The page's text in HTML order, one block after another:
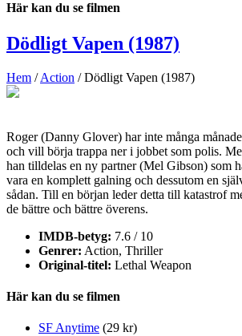
Här kan du se filmen
Dödligt Vapen (1987)
Hem /Action / Dödligt Vapen (1987)
Roger (Danny Glover) har inte många
och vill börja trappa ner i jobbet som polis.
han tilldelas en ny partner (Mel Gibson) som
vara en komplett galning och dessutom en
sådan. Till en början leder detta till katastrof
de bättre och bättre överens.
IMDB-betyg: 7.6 / 10
Genrer: Action, Thriller
Original-titel: Lethal Weapon
Här kan du se filmen
SF Anytime (29 kr)